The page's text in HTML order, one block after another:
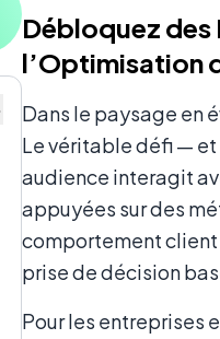
Débloquez des
l’Optimisation
Dans le paysage en
Le véritable défi —
audience interagit
appuyées sur des
comportement client
prise de décision
Pour les entreprises